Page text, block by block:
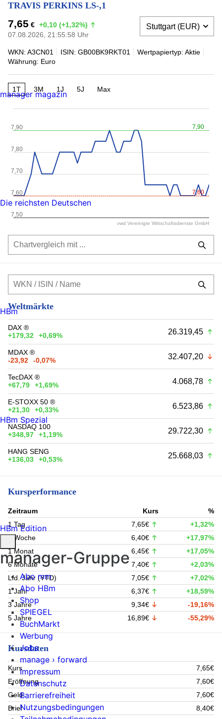
TRAVIS PERKINS LS-,1
7,65 € +0,10 (+1,32%)
07.08.2026, 21:55:58 Uhr
WKN: A3CN01 ISIN: GB00BK9RKT01
Wertpapiertyp: Aktie
Währung: Euro
1T 3M 1J 5J Max
7,90
7,60
7,50
7,60
7,70
7,80
7,90
vwd Vereinigte Wirtschaftsdienste GmbH
Weltmärkte
DAX ®
+179,32
+0,69% 26.319,45
MDAX ®
-23,92
-0,07% 32.407,20
TecDAX ®
+67,79
+1,69% 4.068,78
E-STOXX 50 ®
+21,30
+0,33% 6.523,86
NASDAQ 100
+348,97
+1,19% 29.722,30
HANG SENG
+136,03
+0,53% 25.668,03
Kursperformance
Zeitraum Kurs
%
1 Tag
7,65€
+1,32%
1 Woche
6,40€
+17,97%
1 Monat
6,45€
+17,05%
6 Monate
7,40€
+2,03%
Lfd. Jahr (YTD)
7,05€
+7,02%
1 Jahr
6,37€
+18,59%
3 Jahre
9,34€
-19,16%
5 Jahre
16,89€ -55,29%
Kursdaten
Kurs
7,65€
Eröffnung
7,60€
Geld
7,60€
Brief
8,40€
manager magazin
Die reichsten Deutschen
HBm
HBm Spezial
HBm Edition
manager-Gruppe
Abo mm
Abo HBm
Shop
SPIEGEL
BuchMarkt
Werbung
Jobs
manage › forward
Impressum
Datenschutz
Barrierefreiheit
Nutzungsbedingungen